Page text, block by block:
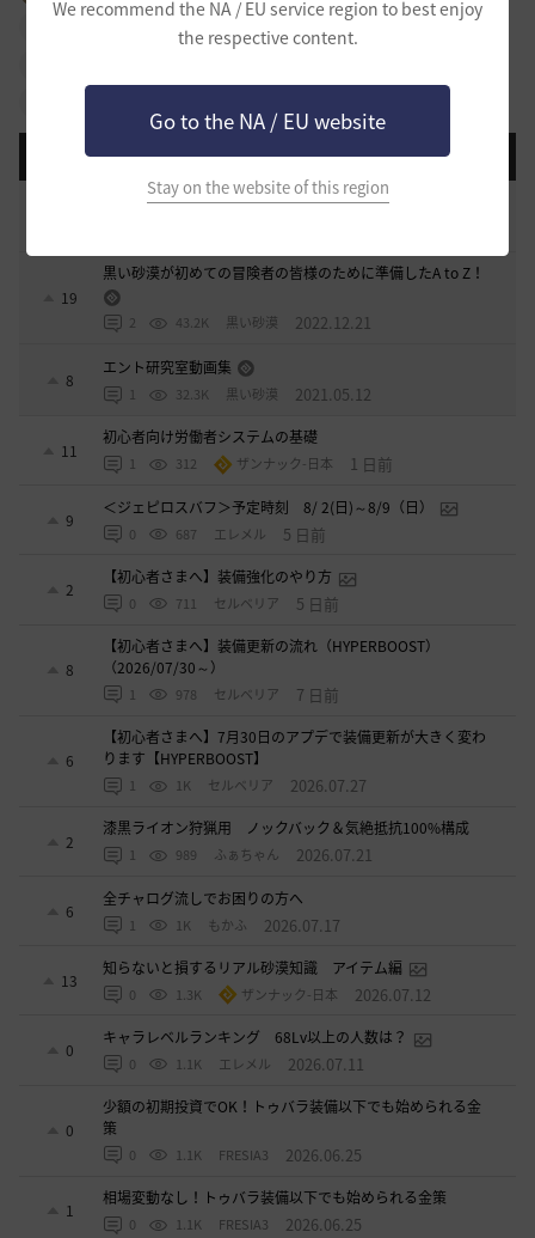
We recommend the NA / EU service region to best enjoy
the respective content.
Go to the NA / EU website
Stay on the website of this region
#行動力
登録日順 検索順 コメント順 推奨順
[開催中のイベント] 今週のイベントは？
19
黒い砂漠が初めての冒険者の皆様のために準備したA to Z！
2 43.2K 黒い砂漠 2022.12.21
8
エント研究室動画集
1 32.3K 黒い砂漠 2021.05.12
11
初心者向け労働者システムの基礎
1 312 ザンナック-日本 1 日前
9
＜ジェピロスバフ＞予定時刻 8/ 2(日)～8/9（日）
0 687 エレメル 5 日前
2
【初心者さまへ】装備強化のやり方
0 711 セルベリア 5 日前
8
【初心者さまへ】装備更新の流れ（HYPERBOOST）
（2026/07/30～）
1 978 セルベリア 7 日前
6
【初心者さまへ】7月30日のアプデで装備更新が大きく変わ
ります【HYPERBOOST】
1 1K セルベリア 2026.07.27
2
漆黒ライオン狩猟用 ノックバック＆気絶抵抗100%構成
1 989 ふぁちゃん 2026.07.21
6
全チャログ流しでお困りの方へ
1 1K もかふ 2026.07.17
13
知らないと損するリアル砂漠知識 アイテム編
0 1.3K ザンナック-日本 2026.07.12
0
キャラレベルランキング 68Lv以上の人数は？
0 1.1K エレメル 2026.07.11
0
少額の初期投資でOK！トゥバラ装備以下でも始められる金
策
0 1.1K FRESIA3 2026.06.25
1
相場変動なし！トゥバラ装備以下でも始められる金策
0 1.1K FRESIA3 2026.06.25